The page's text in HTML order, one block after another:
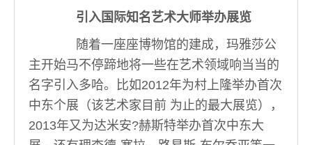
引入国际知名艺术大师举办展览
随着一座座博物馆的建成，玛雅莎公
主开始马不停蹄地将一些在艺术领域响当当的
名字引入多哈。比如2012年为村上隆举办首次
中东个展（该艺术家目前 为止的最大展览），
2013年又为达米安?赫斯特举办首次中东大